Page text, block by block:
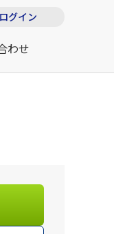
ログイン
わせ